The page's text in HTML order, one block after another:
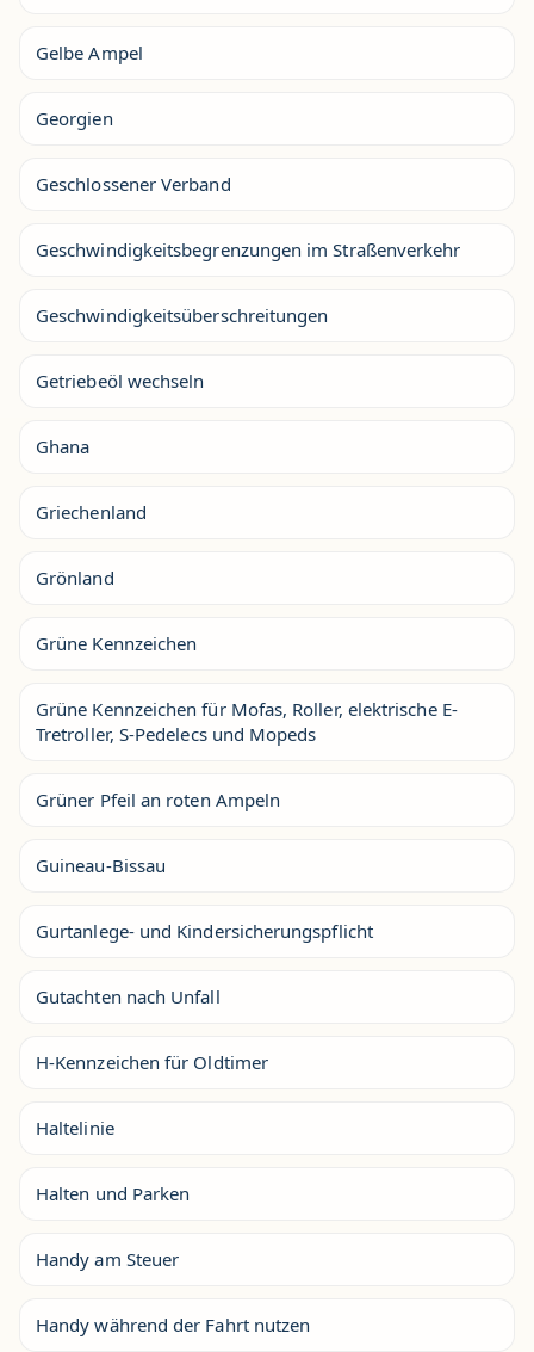
Gelbe Ampel
Georgien
Geschlossener Verband
Geschwindigkeitsbegrenzungen im Straßenverkehr
Geschwindigkeitsüberschreitungen
Getriebeöl wechseln
Ghana
Griechenland
Grönland
Grüne Kennzeichen
Grüne Kennzeichen für Mofas, Roller, elektrische E-
Tretroller, S-Pedelecs und Mopeds
Grüner Pfeil an roten Ampeln
Guineau-Bissau
Gurtanlege- und Kindersicherungspflicht
Gutachten nach Unfall
H-Kennzeichen für Oldtimer
Haltelinie
Halten und Parken
Handy am Steuer
Handy während der Fahrt nutzen